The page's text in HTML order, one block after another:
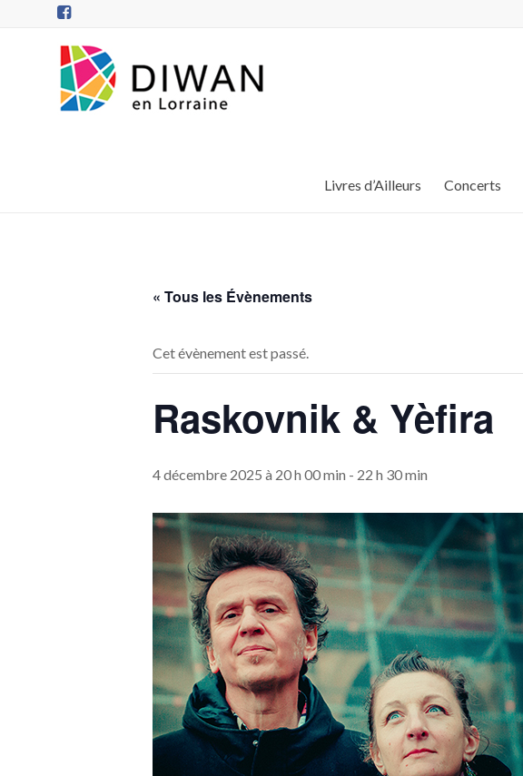
DIWAN
en
Livres d’Ailleurs Concerts
« Tous les Évènements
Cet évènement est passé.
Raskovnik & Yèfira
4 décembre 2025 à 20 h 00 min - 22 h 30 min